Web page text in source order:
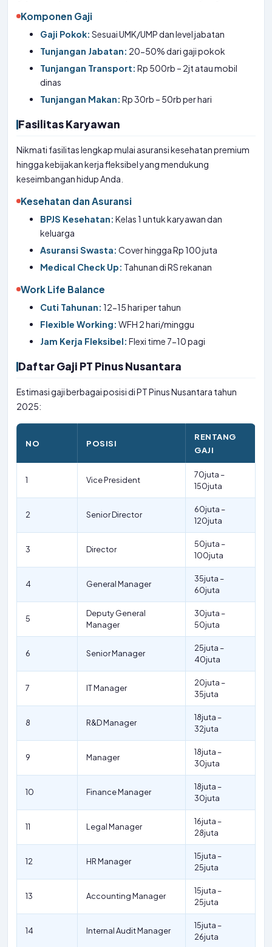
Komponen Gaji
Gaji Pokok: Sesuai UMK/UMP dan level jabatan
Tunjangan Jabatan: 20-50% dari gaji pokok
Tunjangan Transport: Rp 500rb – 2jt atau mobil
dinas
Tunjangan Makan: Rp 30rb – 50rb per hari
Fasilitas Karyawan
Nikmati fasilitas lengkap mulai asuransi kesehatan premium
hingga kebijakan kerja fleksibel yang mendukung
keseimbangan hidup Anda.
Kesehatan dan Asuransi
BPJS Kesehatan: Kelas 1 untuk karyawan dan
keluarga
Asuransi Swasta: Cover hingga Rp 100 juta
Medical Check Up: Tahunan di RS rekanan
Work Life Balance
Cuti Tahunan: 12-15 hari per tahun
Flexible Working: WFH 2 hari/minggu
Jam Kerja Fleksibel: Flexi time 7-10 pagi
Daftar Gaji PT Pinus Nusantara
Estimasi gaji berbagai posisi di PT Pinus Nusantara tahun
2025:
NO POSISI
RENTANG
GAJI
1 Vice President
70juta –
150juta
2 Senior Director
60juta –
120juta
3 Director
50juta –
100juta
4 General Manager
35juta –
60juta
5
Deputy General
Manager
30juta –
50juta
6 Senior Manager
25juta –
40juta
7 IT Manager
20juta –
35juta
8 R&D Manager
18juta –
32juta
9 Manager
18juta –
30juta
10 Finance Manager
18juta –
30juta
11 Legal Manager
16juta –
28juta
12 HR Manager
15juta –
25juta
13 Accounting Manager
15juta –
25juta
14 Internal Audit Manager
15juta –
26juta